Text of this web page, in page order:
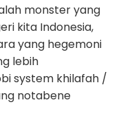
monster yang
kita Indonesia,
yang hegemoni
lebih
system khilafah /
notabene